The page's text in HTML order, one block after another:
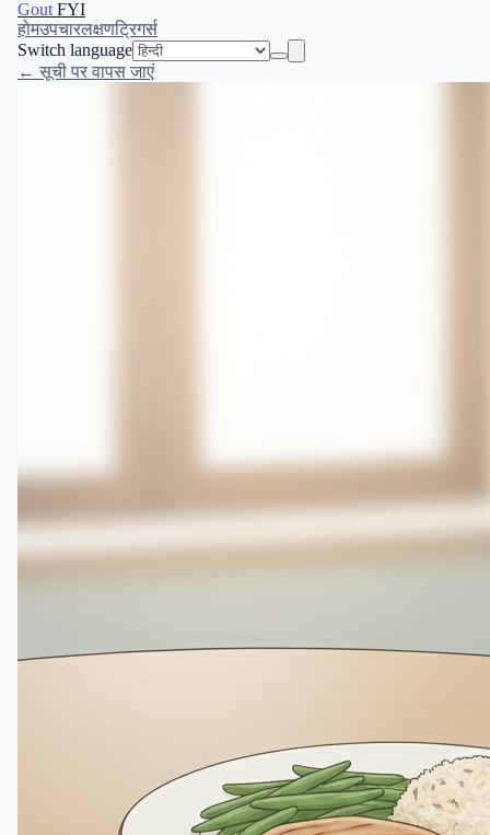
Gout FYI
होमउपचारलक्षणट्रिगर्स
Switch language
← सूची पर वापस जाएं